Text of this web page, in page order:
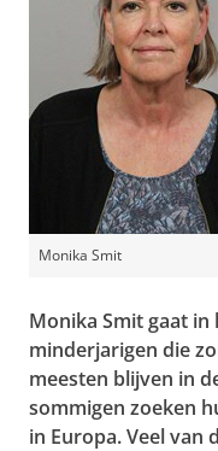
Monika Smit
Monika Smit gaat
minderjarigen die
meesten blijven in
sommigen zoeken
in Europa. Veel van